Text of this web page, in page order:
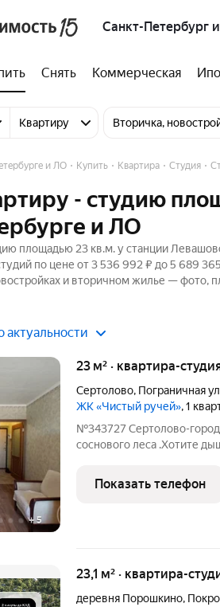
Санкт-Петербург
Снять Коммерческая
Квартиру Вторичка,
и ЛО Купить Квартира Студия
- студию
и ЛО
площадью 23 кв.м. у станции
по цене от 3 536 992 ₽ до 5 689
и вторичном жилье — фото,
актуальности
+5
23 м² · квартира-
Сертолово, Пограничная
ЖК «Чистый ручей», 1
№343727 Сертолово-
соснового леса .Хотите
уютный ,очень зеленый
Именно здесь в
Показать телефон
23,1 м² · квартира-
деревня Порошкино,